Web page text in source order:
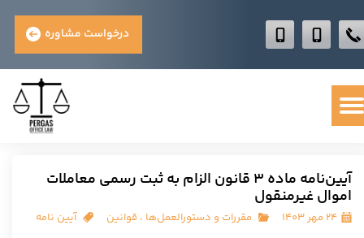
درخواست مشاوره
آیین‌نامه ماده ۳ قانون الزام به ثبت رسمی معاملات
اموال غیرمنقول
۲۴ مهر ۱۴۰۳ مقررات و دستورالعمل‌ها ، قوانین آیین نامه